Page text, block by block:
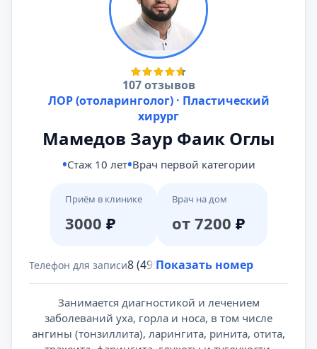
107 отзывов
ЛОР (отоларинголог) · Пластический
хирург
Мамедов Заур Фаик Оглы
Стаж 10 лет Врач первой категории
Приём в клинике
3000 ₽
Врач на дом
от 7200 ₽
Телефон для записи8 (495) 431-69-47
Показать номер
Занимается диагностикой и лечением
заболеваний уха, горла и носа, в том числе
ангины (тонзиллита), ларингита, ринита, отита,